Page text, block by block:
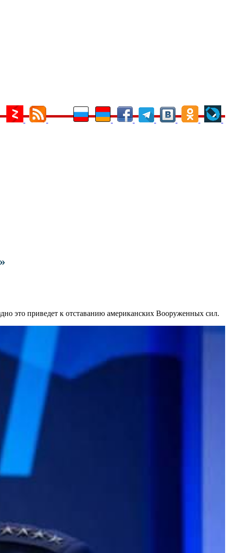
это приведет к отставанию американских Вооруженных сил.